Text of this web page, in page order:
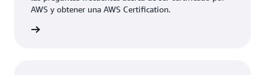
AWS y obtener una AWS Certification.